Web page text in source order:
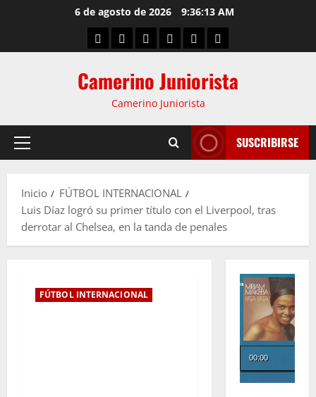
6 de agosto de 2026 9:36:14 AM
Camerino Juniorista
Camerino Juniorista
SUSCRIBIRSE
Inicio
FÚTBOL INTERNACIONAL
Luis Díaz logró su primer título con el Liverpool, tras
derrotar al Chelsea, en la tanda de penales
FÚTBOL INTERNACIONAL